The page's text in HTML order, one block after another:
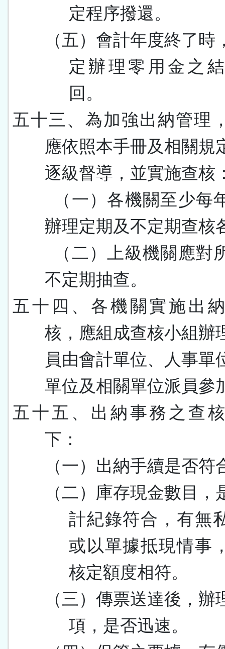
定程序撥還。
（五）會計年度終了時
定辦理零用金之
回。
五十三、為加強出納管理
應依照本手冊及相關規
逐級督導，並實施查核
（一）各機關至少每
辦理定期及不定期查核
（二）上級機關應對
不定期抽查。
五十四、各機關實施出
核，應組成查核小組辦
員由會計單位、人事單
單位及相關單位派員參
五十五、出納事務之查
下：
（一）出納手續是否符
（二）庫存現金數目，
計紀錄符合，有無
或以單據抵現情事
核定額度相符。
（三）傳票送達後，辦
項，是否迅速。